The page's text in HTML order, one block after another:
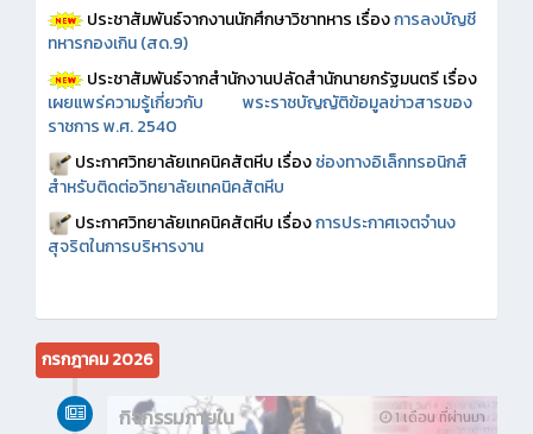
ประชาสัมพันธ์จากงานนักศึกษาวิชาทหาร เรื่องการลงบัญชี
ทหารกองเกิน (สด.9)
ประชาสัมพันธ์จากสำนักงานปลัดสำนักนายกรัฐมนตรี เรื่อง
เผยแพร่ความรู้เกี่ยวกับ พระราชบัญญัติข้อมูลข่าวสารของ
ราชการ พ.ศ. 2540
ประกาศวิทยาลัยเทคนิคสัตหีบ เรื่องช่องทางอิเล็กทรอนิกส์
สำหรับติดต่อวิทยาลัยเทคนิคสัตหีบ
ประกาศวิทยาลัยเทคนิคสัตหีบ เรื่องการประกาศเจตจำนง
สุจริตในการบริหารงาน
กรกฎาคม 2026
1 เดือน ที่ผ่านมา
กิจกรรมภายใน